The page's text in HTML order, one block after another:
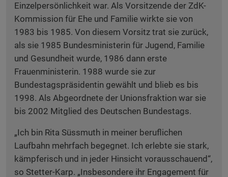
Einzelpersönlichkeit war. Als Vorsitzende der ZdK-
Kommission für Ehe und Familie wirkte sie von
1983 bis 1985. Von diesem Vorsitz trat sie zurück,
als sie 1985 Bundesministerin für Jugend, Familie
und Gesundheit wurde, 1986 dann erste
Frauenministerin. 1988 wurde sie zur
Bundestagspräsidentin gewählt und blieb es bis
1998. Als Abgeordnete der Unionsfraktion war sie
bis 2002 Mitglied des Deutschen Bundestags.
„Ich bin Rita Süssmuth in meiner beruflichen
Laufbahn mehrfach begegnet. Ich erlebte sie stark,
kämpferisch und in jeder Hinsicht vorausschauend“,
so Stetter-Karp. „Insbesondere ihr Engagement für